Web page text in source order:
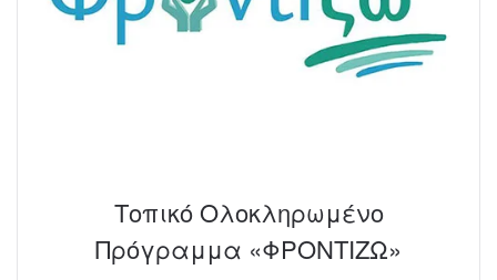
Τοπικό Ολοκληρωμένο
Πρόγραμμα «ΦΡΟΝΤΙΖΩ»